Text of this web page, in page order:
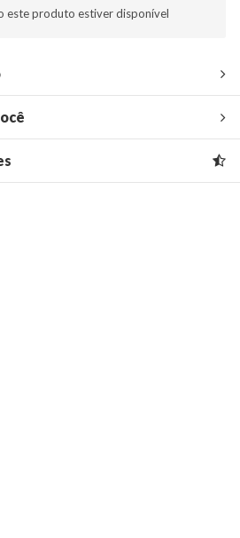
este produto estiver disponível